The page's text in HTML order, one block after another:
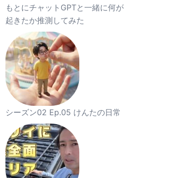
もとにチャットGPTと一緒に何が
起きたか推測してみた
シーズン02 Ep.05 けんたの日常